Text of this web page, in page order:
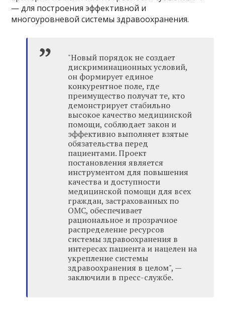
— для построения эффективной и
многоуровневой системы здравоохранения.
"Новый порядок не создает
дискриминационных условий,
он формирует единое
конкурентное поле, где
преимущество получат те, кто
демонстрирует стабильно
высокое качество медицинской
помощи, соблюдает закон и
эффективно выполняет взятые
обязательства перед
пациентами. Проект
постановления является
инструментом для повышения
качества и доступности
медицинской помощи для всех
граждан, застрахованных по
ОМС, обеспечивает
рациональное и прозрачное
распределение ресурсов
системы здравоохранения в
интересах пациента и нацелен на
укрепление системы
здравоохранения в целом", —
заключили в пресс-службе.